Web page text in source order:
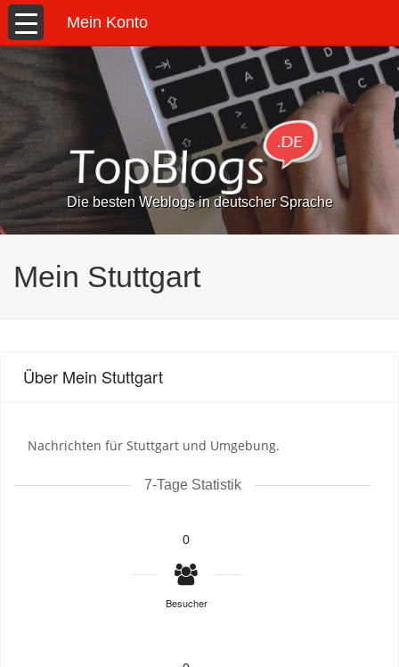
Mein Konto
Die besten Weblogs in deutscher Sprache
Mein Stuttgart
Über Mein Stuttgart
Nachrichten für Stuttgart und Umgebung.
7-Tage Statistik
0
Besucher